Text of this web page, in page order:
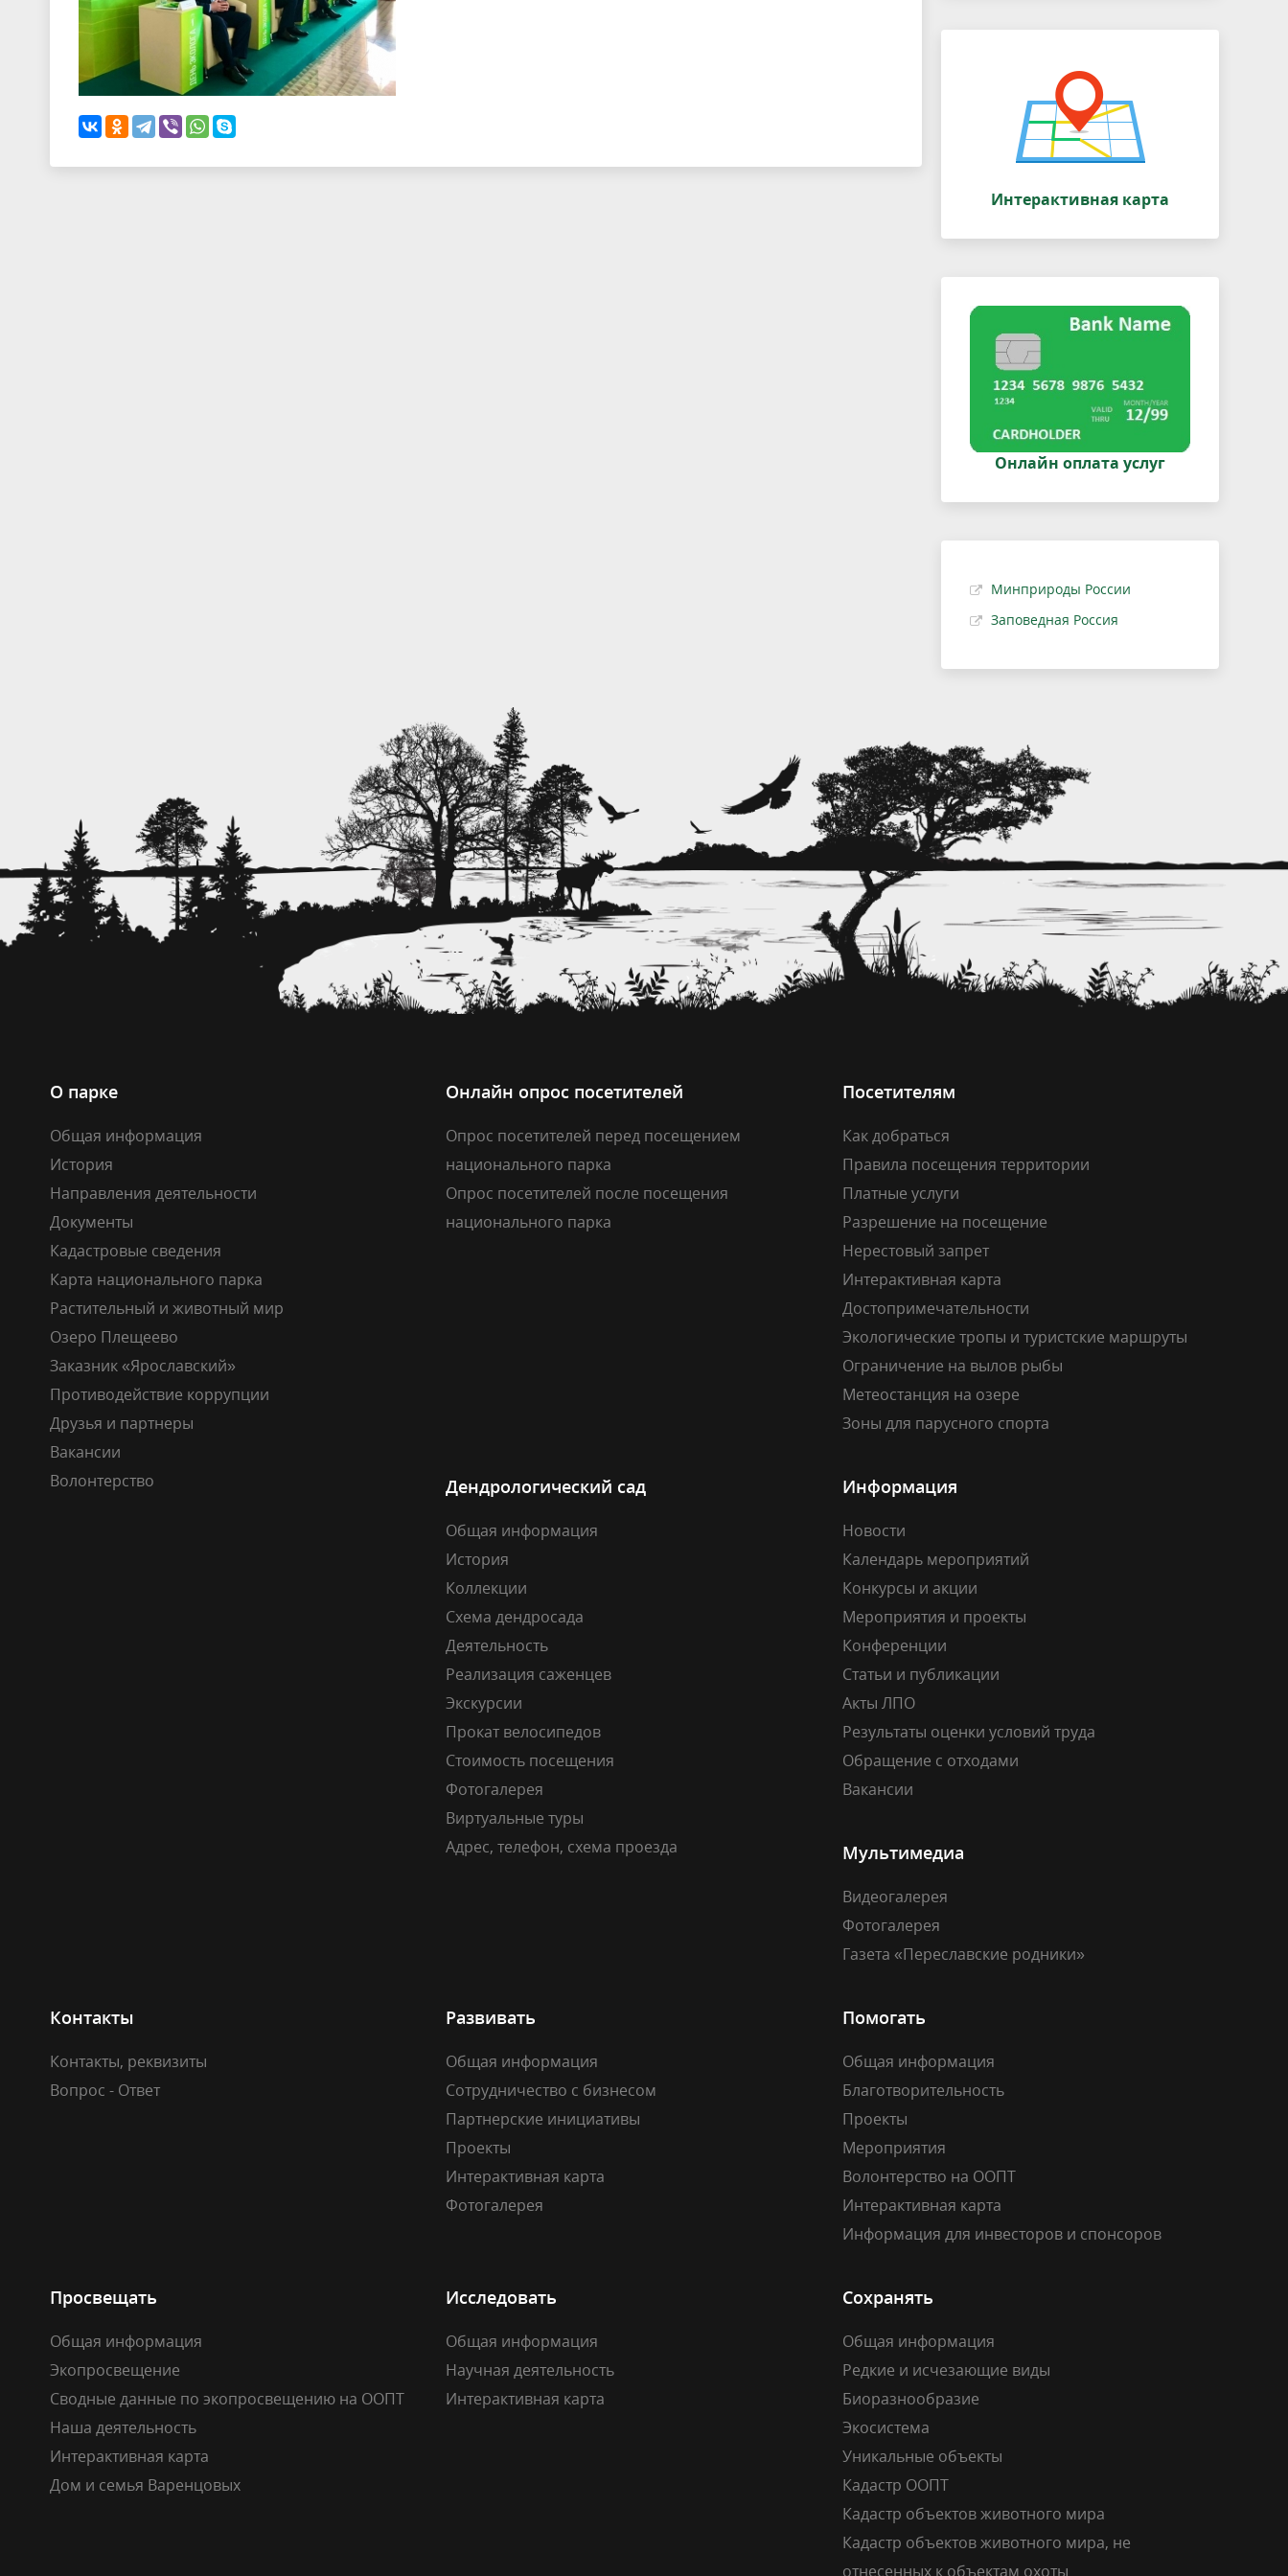
Интерактивная карта
Онлайн оплата услуг
Минприроды России
Заповедная Россия
О парке
Общая информация
История
Направления деятельности
Документы
Кадастровые сведения
Карта национального парка
Растительный и животный мир
Озеро Плещеево
Заказник «Ярославский»
Противодействие коррупции
Друзья и партнеры
Вакансии
Волонтерство
Онлайн опрос посетителей
Опрос посетителей перед посещением
национального парка
Опрос посетителей после посещения
национального парка
Посетителям
Как добраться
Правила посещения территории
Платные услуги
Разрешение на посещение
Нерестовый запрет
Интерактивная карта
Достопримечательности
Экологические тропы и туристские маршруты
Ограничение на вылов рыбы
Метеостанция на озере
Зоны для парусного спорта
Дендрологический сад
Общая информация
История
Коллекции
Схема дендросада
Деятельность
Реализация саженцев
Экскурсии
Прокат велосипедов
Стоимость посещения
Фотогалерея
Виртуальные туры
Адрес, телефон, схема проезда
Информация
Новости
Календарь мероприятий
Конкурсы и акции
Мероприятия и проекты
Конференции
Статьи и публикации
Акты ЛПО
Результаты оценки условий труда
Обращение с отходами
Вакансии
Мультимедиа
Видеогалерея
Фотогалерея
Газета «Переславские родники»
Контакты
Контакты, реквизиты
Вопрос - Ответ
Развивать
Общая информация
Сотрудничество с бизнесом
Партнерские инициативы
Проекты
Интерактивная карта
Фотогалерея
Помогать
Общая информация
Благотворительность
Проекты
Мероприятия
Волонтерство на ООПТ
Интерактивная карта
Информация для инвесторов и спонсоров
Просвещать
Общая информация
Экопросвещение
Сводные данные по экопросвещению на ООПТ
Наша деятельность
Интерактивная карта
Дом и семья Варенцовых
Исследовать
Общая информация
Научная деятельность
Интерактивная карта
Сохранять
Общая информация
Редкие и исчезающие виды
Биоразнообразие
Экосистема
Уникальные объекты
Кадастр ООПТ
Кадастр объектов животного мира
Кадастр объектов животного мира, не
отнесенных к объектам охоты